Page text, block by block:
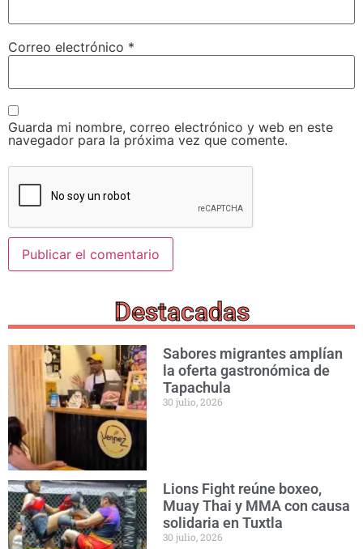
Correo electrónico *
Guarda mi nombre, correo electrónico y web en este
navegador para la próxima vez que comente.
Destacadas
Sabores migrantes amplían
la oferta gastronómica de
Tapachula
30 julio, 2026
Lions Fight reúne boxeo,
Muay Thai y MMA con causa
solidaria en Tuxtla
30 julio, 2026